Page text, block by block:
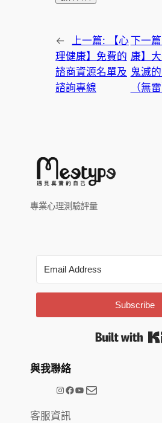
← 上一篇:
【心
理健康】免費的
諮商資源名單及
諮詢專線
下一
康】
鬼滅
（無雷
專業心理測驗評量
Subscribe
與我聯絡
@meetype.tw Facebook YouTube 電子郵件
客服資訊